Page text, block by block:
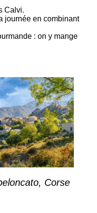
Calvi.
journée en combinant
: on y mange
Corse